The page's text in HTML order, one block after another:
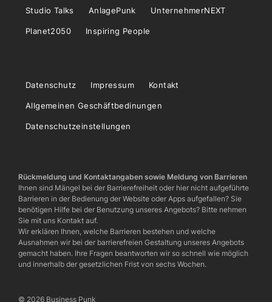
Studio Talks AnlagePunk UnternehmerNEXT
Planet2050 Inspiring People
Datenschutz Impressum Kontakt
Allgemeinen Geschäftbedinungen
Datenschutzeinstellungen
Rückmeldung und Kontaktangaben sowie Meldung von Barrieren
Ihnen sind Mängel bei der Barrierefreiheit oder hier nicht aufgeführte
Barrieren in der Bedienung der Website oder Apps aufgefallen? Sie
benötigen Hilfe bei der Benutzung unseres Angebots? Bitte nehmen
Sie mit uns Kontakt auf.
Wir erklären Ihnen, welche Barrieren bestehen und welche
Ausnahmen wir bei der barrierefreien Gestaltung unseres Angebots
gemacht haben. Ihre Fragen beantworten wir so schnell wie möglich
und innerhalb der gesetzlichen Frist von sechs Wochen.
© 2026 Business Punk